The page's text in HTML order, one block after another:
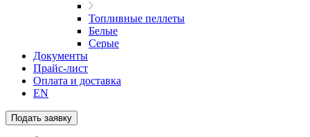
Топливные пеллеты
Белые
Серые
Документы
Прайс-лист
Оплата и доставка
EN
Подать заявку